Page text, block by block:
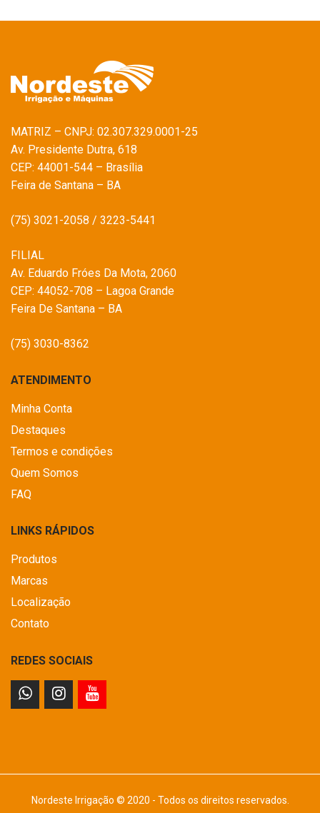
MATRIZ – CNPJ: 02.307.329.0001-25
Av. Presidente Dutra, 618
CEP: 44001-544 – Brasília
Feira de Santana – BA
(75) 3021-2058 / 3223-5441
FILIAL
Av. Eduardo Fróes Da Mota, 2060
CEP: 44052-708 – Lagoa Grande
Feira De Santana – BA
(75) 3030-8362
ATENDIMENTO
Minha Conta
Destaques
Termos e condições
Quem Somos
FAQ
LINKS RÁPIDOS
Produtos
Marcas
Localização
Contato
REDES SOCIAIS
Nordeste Irrigação © 2020 - Todos os direitos reservados.